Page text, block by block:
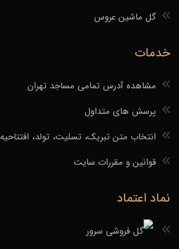
گل ماشین عروس
خدمات
مشاهده آدرس تمامی مساجد تهران
پرسش های متداول
انتخاب متن تبریک، تسلیت، تولد، افتتاحیه
قوانین و مقررات سایت
نماد اعتماد